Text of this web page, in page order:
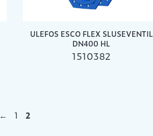
ULEFOS ESCO FLEX SLUSEVENTIL
DN400 HL
1510382
← 1 2